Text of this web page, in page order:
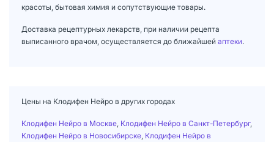
красоты, бытовая химия и сопутствующие товары.
Доставка рецептурных лекарств, при наличии рецепта
выписанного врачом, осуществляется до ближайшей аптеки.
Цены на Клодифен Нейро в других городах
Клодифен Нейро в Москве Клодифен Нейро в Санкт-Петербург,
Клодифен Нейро в Новосибирске Клодифен Нейро в